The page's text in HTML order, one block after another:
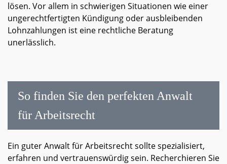
lösen. Vor allem in schwierigen Situationen wie einer
ungerechtfertigten Kündigung oder ausbleibenden
Lohnzahlungen ist eine rechtliche Beratung
unerlässlich.
So finden Sie den perfekten Anwalt
für Arbeitsrecht
Ein guter Anwalt für Arbeitsrecht sollte spezialisiert,
erfahren und vertrauenswürdig sein. Recherchieren Sie